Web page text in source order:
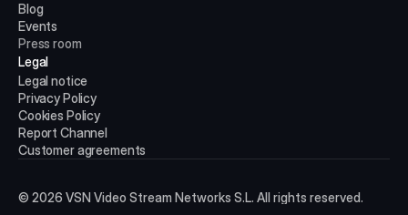
Blog
Events
Press room
Legal
Legal notice
Privacy Policy
Cookies Policy
Report Channel
Customer agreements
© 2026 VSN Video Stream Networks S.L. All rights reserved.